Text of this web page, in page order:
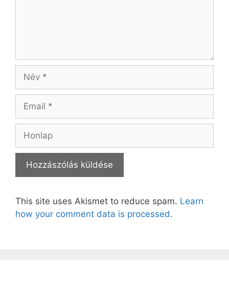
This site uses Akismet to reduce spam. Learn
how your comment data is processed.